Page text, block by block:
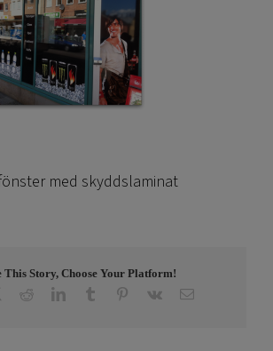
med skyddslaminat
This Story, Choose Your Platform!
RedditLinkedInTumblr Pinterest
Vk E-